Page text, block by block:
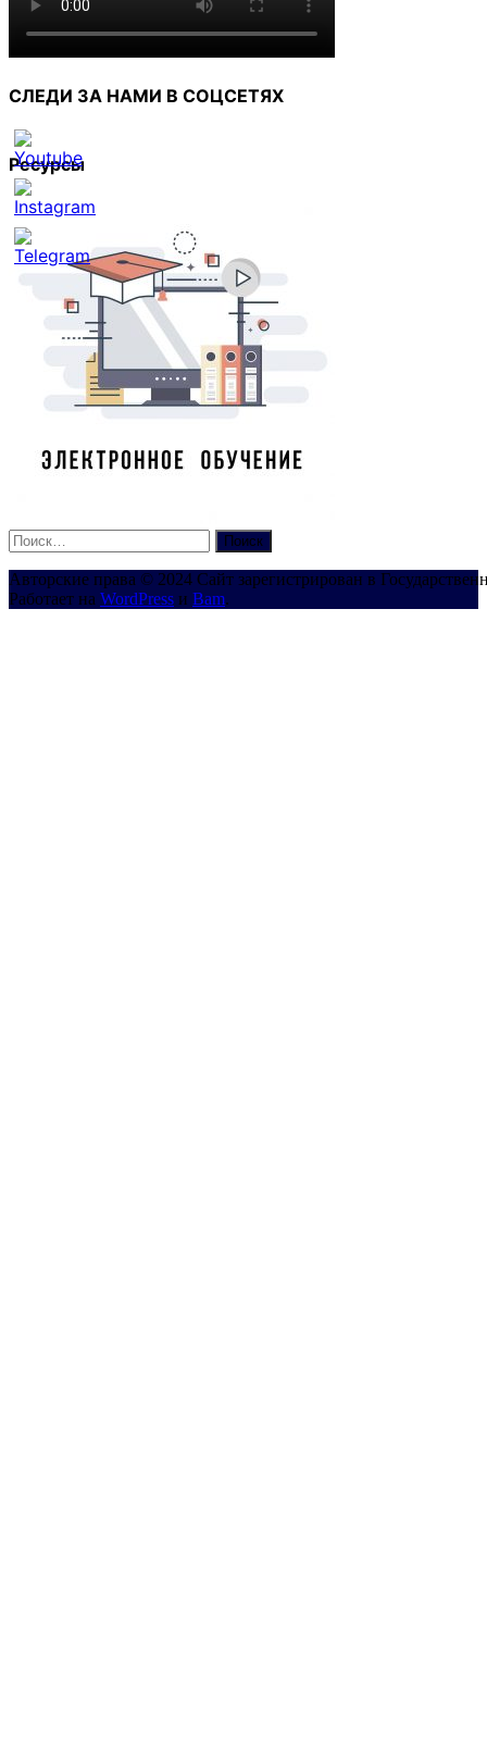
СЛЕДИ ЗА НАМИ В СОЦСЕТЯХ
Set
Youtube
Channel
Ресурсы
Найти:
Авторские права © 2024 Сайт зарегистрирован в
Работает на WordPress и Bam.